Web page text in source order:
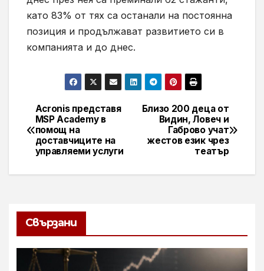
като 83% от тях са останали на постоянна
позиция и продължават развитието си в
компанията и до днес.
Навигация
Близо 200 деца от
Видин, Ловеч и
Габрово учат
жестов език чрез
театър
Acronis представя
MSP Academy в
помощ на
доставчиците на
управляеми услуги
Свързани